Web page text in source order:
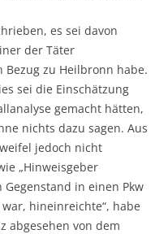
es sei davon
der Täter
zu Heilbronn habe.
sei die Einschätzung
gemacht hätten,
nichts dazu sagen. Aus
jedoch nicht
„Hinweisgeber
in einen Pkw
hineinreichte“, habe
abgesehen von dem